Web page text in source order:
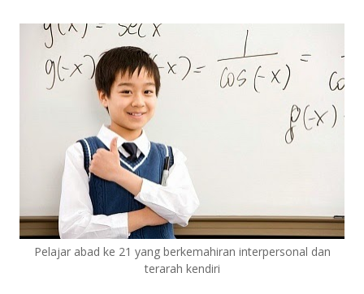
Pelajar abad ke 21 yang berkemahiran interpersonal dan
terarah kendiri